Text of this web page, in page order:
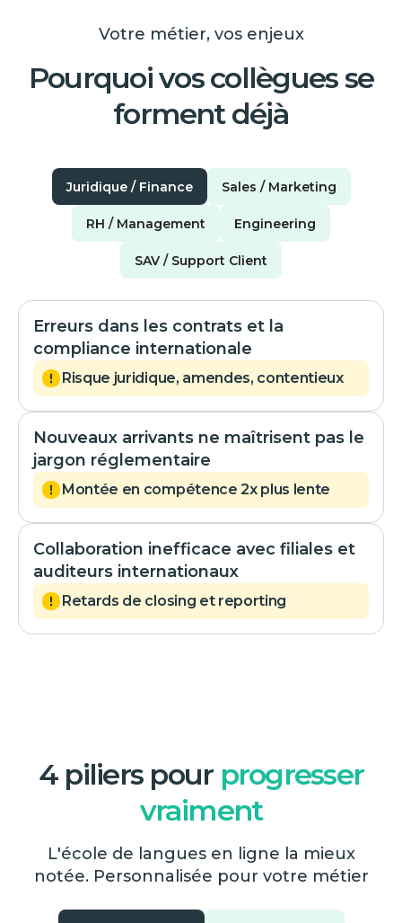
Votre métier, vos enjeux
Pourquoi vos collègues se
forment déjà
Juridique / Finance Sales / Marketing
RH / Management Engineering
SAV / Support Client
Erreurs dans les contrats et la
compliance internationale
Risque juridique, amendes, contentieux
Nouveaux arrivants ne maîtrisent pas le
jargon réglementaire
Montée en compétence 2x plus lente
Collaboration inefficace avec filiales et
auditeurs internationaux
Retards de closing et reporting
4 piliers pour progresser
vraiment
L'école de langues en ligne la mieux
notée. Personnalisée pour votre métier